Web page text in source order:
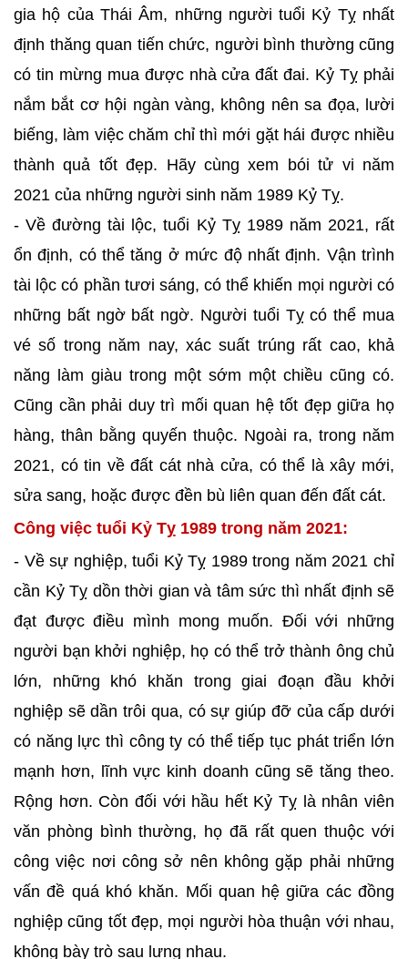
gia hộ của Thái Âm, những người tuổi Kỷ Tỵ nhất
định thăng quan tiến chức, người bình thường cũng
có tin mừng mua được nhà cửa đất đai. Kỷ Tỵ phải
nắm bắt cơ hội ngàn vàng, không nên sa đọa, lười
biếng, làm việc chăm chỉ thì mới gặt hái được nhiều
thành quả tốt đẹp. Hãy cùng xem bói tử vi năm
2021 của những người sinh năm 1989 Kỷ Tỵ.
- Về đường tài lộc, tuổi Kỷ Tỵ 1989 năm 2021, rất
ổn định, có thể tăng ở mức độ nhất định. Vận trình
tài lộc có phần tươi sáng, có thể khiến mọi người có
những bất ngờ bất ngờ. Người tuổi Tỵ có thể mua
vé số trong năm nay, xác suất trúng rất cao, khả
năng làm giàu trong một sớm một chiều cũng có.
Cũng cần phải duy trì mối quan hệ tốt đẹp giữa họ
hàng, thân bằng quyến thuộc. Ngoài ra, trong năm
2021, có tin về đất cát nhà cửa, có thể là xây mới,
sửa sang, hoặc được đền bù liên quan đến đất cát.
Công việc tuổi Kỷ Tỵ 1989 trong năm 2021:
- Về sự nghiệp, tuổi Kỷ Tỵ 1989 trong năm 2021 chỉ
cần Kỷ Tỵ dồn thời gian và tâm sức thì nhất định sẽ
đạt được điều mình mong muốn. Đối với những
người bạn khởi nghiệp, họ có thể trở thành ông chủ
lớn, những khó khăn trong giai đoạn đầu khởi
nghiệp sẽ dần trôi qua, có sự giúp đỡ của cấp dưới
có năng lực thì công ty có thể tiếp tục phát triển lớn
mạnh hơn, lĩnh vực kinh doanh cũng sẽ tăng theo.
Rộng hơn. Còn đối với hầu hết Kỷ Tỵ là nhân viên
văn phòng bình thường, họ đã rất quen thuộc với
công việc nơi công sở nên không gặp phải những
vấn đề quá khó khăn. Mối quan hệ giữa các đồng
nghiệp cũng tốt đẹp, mọi người hòa thuận với nhau,
không bày trò sau lưng nhau.